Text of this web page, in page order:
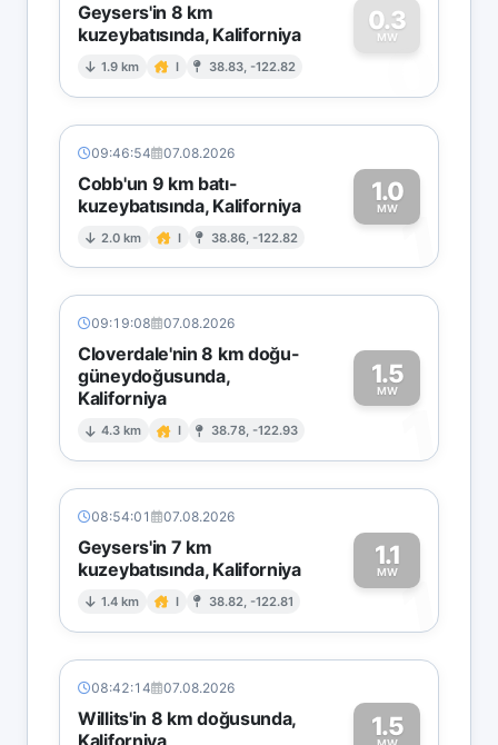
Geysers'in 8 km
kuzeybatısında, Kaliforniya
1.9 km I 38.83, -122.82
0.3
MW
0
09:46:54 07.08.2026
Cobb'un 9 km batı-
kuzeybatısında, Kaliforniya
2.0 km I 38.86, -122.82
1.0
MW1
09:19:08 07.08.2026
Cloverdale'nin 8 km doğu-
güneydoğusunda,
Kaliforniya
4.3 km I 38.78, -122.93
1.5
MW
1
08:54:01 07.08.2026
Geysers'in 7 km
kuzeybatısında, Kaliforniya
1.4 km I 38.82, -122.81
1.1
MW1
08:42:14 07.08.2026
Willits'in 8 km doğusunda,
Kaliforniya
1.5